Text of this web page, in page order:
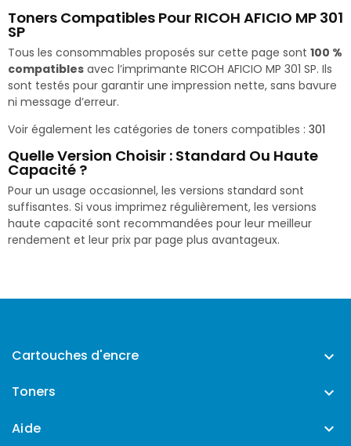
Toners Compatibles Pour RICOH AFICIO MP 301
SP
Tous les consommables proposés sur cette page sont 100 %
compatibles avec l’imprimante RICOH AFICIO MP 301 SP. Ils
sont testés pour garantir une impression nette, sans bavure
ni message d’erreur.
Voir également les catégories de toners compatibles : 301
Quelle Version Choisir : Standard Ou Haute
Capacité ?
Pour un usage occasionnel, les versions standard sont
suffisantes. Si vous imprimez régulièrement, les versions
haute capacité sont recommandées pour leur meilleur
rendement et leur prix par page plus avantageux.
Cartouches d'encre 
Toners 
Aide 